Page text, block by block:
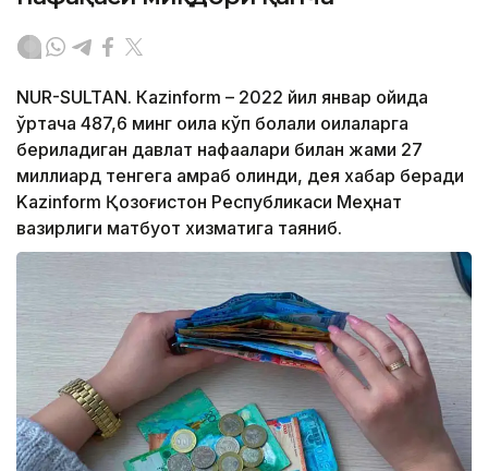
NUR-SULTAN. Кazinform – 2022 йил январ ойида
ўртача 487,6 минг оила кўп болали оилаларга
бериладиган давлат нафақалари билан жами 27
миллиард тенгега қамраб олинди, дея хабар беради
Kazinform Қозоғистон Республикаси Меҳнат
вазирлиги матбуот хизматига таяниб.